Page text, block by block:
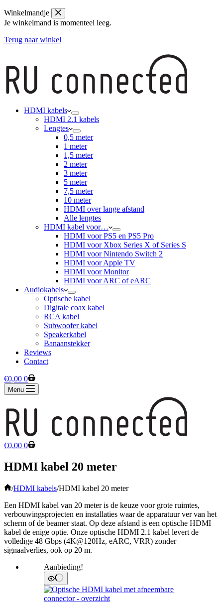
Winkelmandje
Je winkelmand is momenteel leeg.
Terug naar winkel
HDMI kabels
HDMI 2.1 kabels
Lengtes
0,5 meter
1 meter
1,5 meter
2 meter
3 meter
5 meter
7,5 meter
10 meter
HDMI over lange afstand
Alle lengtes
HDMI kabel voor…
HDMI voor PS5 en PS5 Pro
HDMI voor Xbox Series X of Series S
HDMI voor Nintendo Switch 2
HDMI voor Apple TV
HDMI voor Monitor
HDMI voor ARC of eARC
Audiokabels
Optische kabel
Digitale coax kabel
RCA kabel
Subwoofer kabel
Speakerkabel
Banaanstekker
Reviews
Contact
Winkelwagen
€0,00 0
Menu
Winkelwagen
€0,00 0
HDMI kabel 20 meter
Home
/HDMI kabels/HDMI kabel 20 meter
Een HDMI kabel van 20 meter is de keuze voor grote ruimtes,
verbouwingsprojecten en installaties waar de apparatuur ver van het
scherm of de beamer staat. Op deze afstand is een optische HDMI
kabel de enige optie. Onze optische HDMI 2.1 kabel levert de
volledige 48 Gbps (4K@120Hz, eARC, VRR) zonder
signaalverlies, ook op 20 m.
Aanbieding!